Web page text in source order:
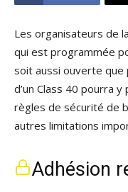
Les organisateurs de
qui est programmée
soit aussi ouverte que
d’un Class 40 pourra
règles de sécurité de
autres limitations
Adhésion